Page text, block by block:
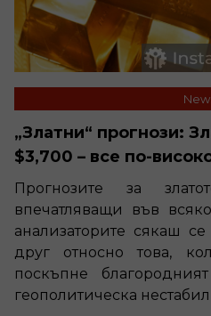
„Златни“ прогнози:
$3,700 – все по-
Прогнозите за
впечатляващи във
анализаторите сякаш
друг относно това,
поскъпне
геополитическа